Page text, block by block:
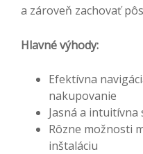
a zároveň zachovať
Hlavné výhody:
Efektívna
nakupovanie
Jasná a
Rôzne možnosti
inštaláciu